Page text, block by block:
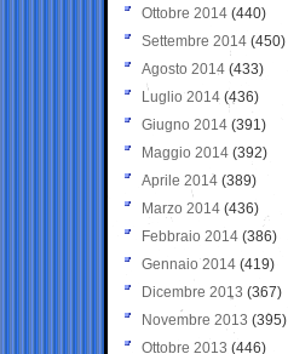
Ottobre 2014 (440)
Settembre 2014 (450)
Agosto 2014 (433)
Luglio 2014 (436)
Giugno 2014 (391)
Maggio 2014 (392)
Aprile 2014 (389)
Marzo 2014 (436)
Febbraio 2014 (386)
Gennaio 2014 (419)
Dicembre 2013 (367)
Novembre 2013 (395)
Ottobre 2013 (446)